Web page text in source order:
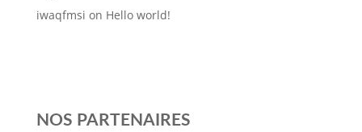
iwaqfmsi on Hello world!
NOS PARTENAIRES